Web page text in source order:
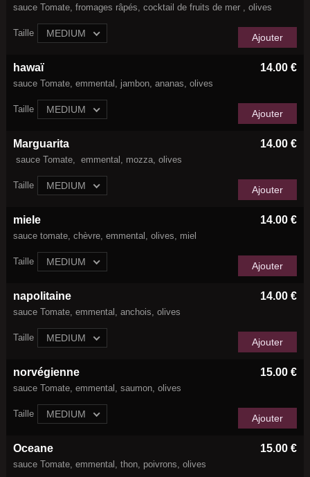
sauce Tomate, fromages râpés, cocktail de fruits de mer , olives
Taille MEDIUM Ajouter
14.00 €
hawaï
sauce Tomate, emmental, jambon, ananas, olives
Taille MEDIUM Ajouter
14.00 €
Marguarita
sauce Tomate, emmental, mozza, olives
Taille MEDIUM Ajouter
14.00 €
miele
sauce tomate, chèvre, emmental, olives, miel
Taille MEDIUM Ajouter
14.00 €
napolitaine
sauce Tomate, emmental, anchois, olives
Taille MEDIUM Ajouter
15.00 €
norvégienne
sauce Tomate, emmental, saumon, olives
Taille MEDIUM Ajouter
15.00 €
Oceane
sauce Tomate, emmental, thon, poivrons, olives